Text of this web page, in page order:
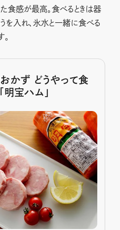
た食感が最高。食べるときは器
を入れ、氷水と一緒に食べる
かず どうやって食
明宝ハム」